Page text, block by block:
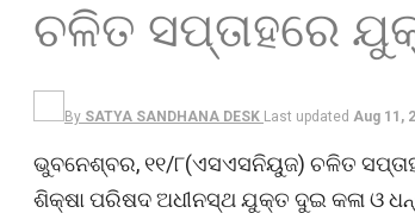
ଚଳିତ ସପ୍ତାହରେ
By SATYA SANDHANA DESK Last updated Aug 11,
ଭୁବନେଶ୍ବର, ୧୧/୮(ଏସଏସନିୟୁଜ) ଚଳିତ
ଶିକ୍ଷା ପରିଷଦ ଅଧୀନସ୍ଥ ଯୁକ୍ତ ଦୁଇ କଳା ଓ